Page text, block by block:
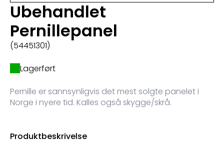
Ubehandlet
Pernillepanel
(54451301)
Lagerført
Pernille er sannsynligvis det mest solgte panelet i
Norge i nyere tid. Kalles også skygge/skrå.
Produktbeskrivelse